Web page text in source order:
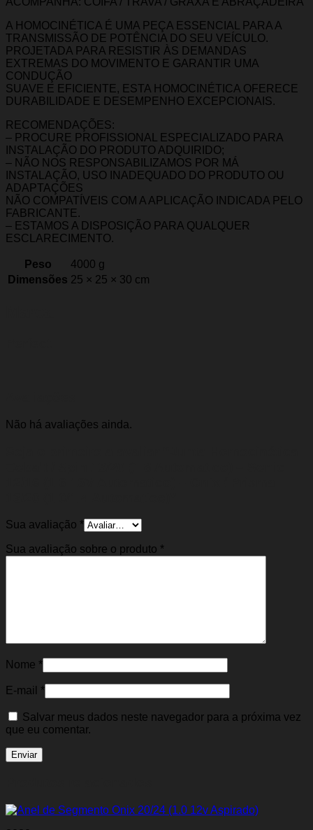
A HOMOCINÉTICA É UMA PEÇA ESSENCIAL PARA A
TRANSMISSÃO DE POTÊNCIA DO SEU VEÍCULO.
PROJETADA PARA RESISTIR ÀS DEMANDAS
EXTREMAS DO MOVIMENTO E GARANTIR UMA
CONDUÇÃO
SUAVE E EFICIENTE, ESTA HOMOCINÉTICA OFERECE
DURABILIDADE E DESEMPENHO EXCEPCIONAIS.
RECOMENDAÇÕES:
– PROCURE PROFISSIONAL ESPECIALIZADO PARA
INSTALAÇÃO DO PRODUTO ADQUIRIDO;
– NÃO NOS RESPONSABILIZAMOS POR MÁ
INSTALAÇÃO, USO INADEQUADO DO PRODUTO OU
ADAPTAÇÕES
NÃO COMPATÍVEIS COM A APLICAÇÃO INDICADA PELO
FABRICANTE.
– ESTAMOS A DISPOSIÇÃO PARA QUALQUER
ESCLARECIMENTO.
Peso
4000 g
Dimensões 25 × 25 × 30 cm
Não há avaliações ainda.
Sua avaliação *
Sua avaliação sobre o produto *
Nome *
E-mail *
Salvar meus dados neste navegador para a próxima vez
que eu comentar.